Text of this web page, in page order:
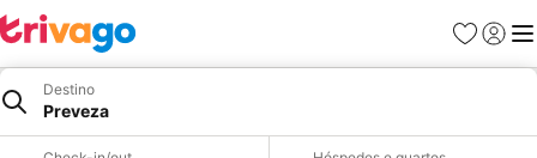
Favoritos
Iniciar
Destino
Preveza